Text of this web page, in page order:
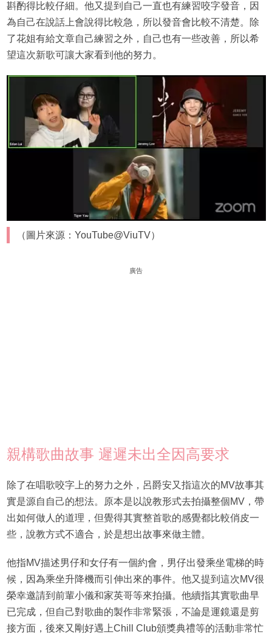
斟酌得比較仔細。他又提到自己一直也有練習咬字發音，因
為自己在說話上會說得比較急，所以發音會比較不清楚。除
了花姐有給文章自己練習之外，自己也有一些改善，所以希
望這次新歌可讓大家看到他的努力。
（圖片來源：YouTube@ViuTV）
廣告
親構歌曲故事 遲遲未出全因高要求
除了在唱歌咬字上的努力之外，呂爵安又指這次的MV故事其
實是源自自己的想法。原本是以說教形式去拍攝整個MV，帶
出如何做人的道理，但覺得其實整首歌的感覺都比較俏皮一
些，說教方式不適合，於是想出故事來做主體。
他指MV描述男仔和女仔有一個約會，男仔出發乘坐電梯的時
候，因為乘坐升降機而引伸出來的事件。他又提到這次MV很
榮幸邀請到前輩小儀和家英哥等來拍攝。他續指其實歌曲早
已完成，但自己對歌曲的製作非常緊張，不論是運鏡還是剪
接方面，後來又剛好遇上Chill Club頒獎典禮等的活動非常忙